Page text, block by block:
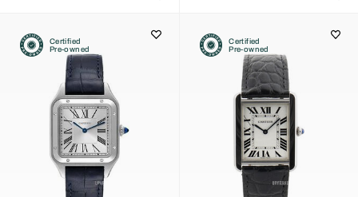
Certified
Pre-owned
Certified
Pre-owned